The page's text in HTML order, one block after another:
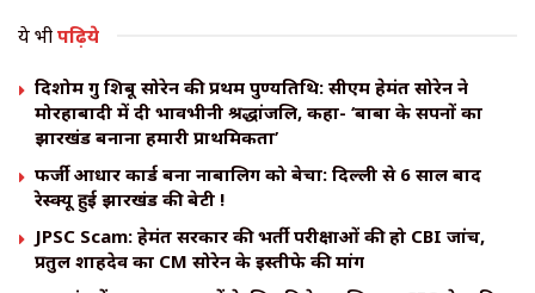
ये भीपढ़िये
दिशोम गुरु शिबू सोरेन की प्रथम पुण्यतिथि: सीएम हेमंत सोरेन ने
मोरहाबादी में दी भावभीनी श्रद्धांजलि, कहा- ‘बाबा के सपनों का
झारखंड बनाना हमारी प्राथमिकता’
​फर्जी आधार कार्ड बना नाबालिग को बेचा: दिल्ली से 6 साल बाद
रेस्क्यू हुई झारखंड की बेटी !
JPSC Scam: हेमंत सरकार की भर्ती परीक्षाओं की हो CBI जांच,
प्रतुल शाहदेव का CM सोरेन के इस्तीफे की मांग